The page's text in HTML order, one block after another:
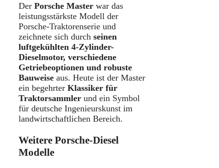
Der Porsche Master war das
leistungsstärkste Modell der
Porsche-Traktorenserie und
zeichnete sich durch seinen
luftgekühlten 4-Zylinder-
Dieselmotor, verschiedene
Getriebeoptionen und robuste
Bauweise aus. Heute ist der Master
ein begehrter Klassiker für
Traktorsammler und ein Symbol
für deutsche Ingenieurskunst im
landwirtschaftlichen Bereich.
Weitere Porsche-Diesel
Modelle